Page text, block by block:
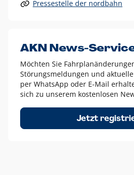
Alle anderen Logo-Varianten dürfen
Diese Ausnahmen sind zum Beispiel:
dem AKN Blau,
weißes Logo auf
schwarzes Logo für reine
Um das Logo herum muss ein
Höhe bzw. Breite des N aus AKN in
Pressestelle der nordbahn
AKN News-
Möchten Sie
Störungsmeldungen und
per WhatsApp oder E-Mail
sich zu unserem kostenlosen
Jetzt